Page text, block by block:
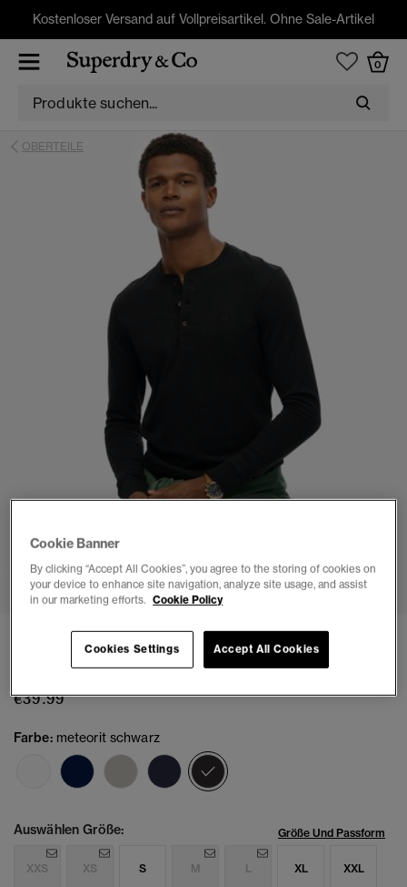
Kostenloser Versand auf Vollpreisartikel. Ohne Sale-Artikel
0
OBERTEILE
1 2 3 4 5
Classic Essential Henley Shirt
(1)
€39.99
Farbe: meteorit schwarz
Auswählen Größe: Größe Und Passform
XXS XS S M L XL XXL
Cookie Banner
By clicking “Accept All Cookies”, you agree to the storing of cookies on
your device to enhance site navigation, analyze site usage, and assist
in our marketing efforts. Cookie Policy
Accept All Cookies
Cookies Settings